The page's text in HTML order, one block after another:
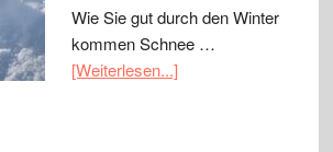
Wie Sie gut durch den Winter
kommen Schnee …
[Weiterlesen...]